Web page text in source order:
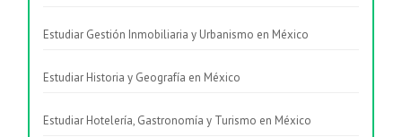
Estudiar Gestión Inmobiliaria y Urbanismo en México
Estudiar Historia y Geografía en México
Estudiar Hotelería, Gastronomía y Turismo en México